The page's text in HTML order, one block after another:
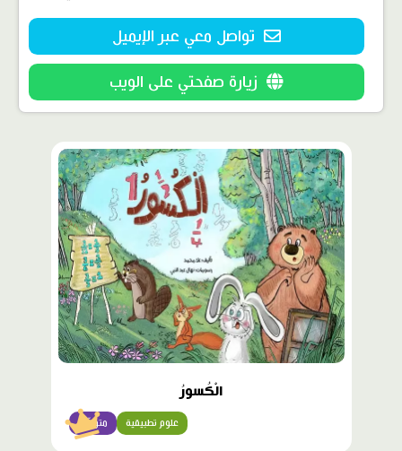
تواصل معي عبر الإيميل
زيارة صفحتي على الويب
محتوى
مميّز
الْكُسورُ
متوسّط علوم تطبيقية